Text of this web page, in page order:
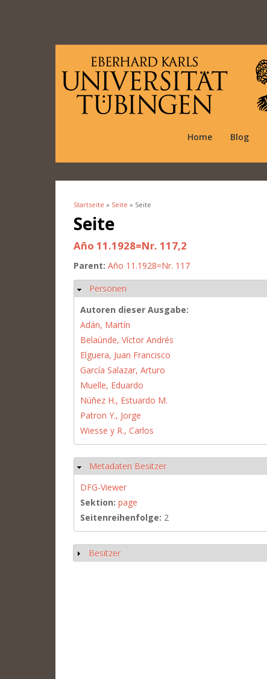
Home Blog
Sie sind hier
Startseite » Seite » Seite
Seite
Año 11.1928=Nr. 117,2
Parent: Año 11.1928=Nr. 117
Ausblenden
Personen
Autoren dieser Ausgabe:
Adán, Martín
Belaúnde, Víctor Andrés
Elguera, Juan Francisco
García Salazar, Arturo
Muelle, Eduardo
Núñez H., Estuardo M.
Patron Y., Jorge
Wiesse y R., Carlos
Ausblenden
Metadaten Besitzer
DFG-Viewer
Sektion: page
Seitenreihenfolge: 2
Anzeigen
Besitzer